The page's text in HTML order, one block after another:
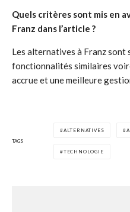
Quels critères sont mis en
Franz dans l’article ?
Les alternatives à Franz
fonctionnalités similaires
accrue et une meilleure
TAGS
ALTERNATIVES
TECHNOLOGIE